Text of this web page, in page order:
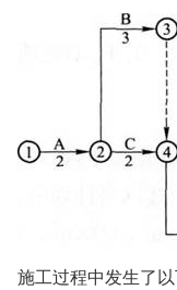
施工过程中发生了